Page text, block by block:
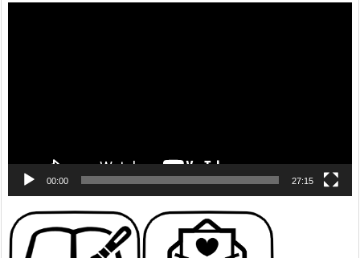
00:00 27:15